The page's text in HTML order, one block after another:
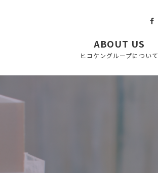
ABOUT US
ヒコケングループについて